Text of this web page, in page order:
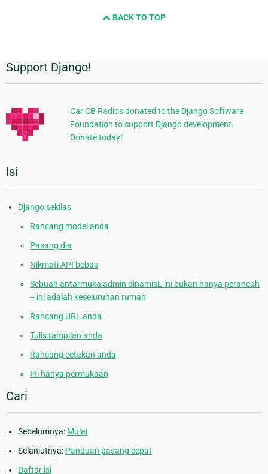
BACK TO TOP
Informasi
Tambahan
Support Django!
Car CB Radios donated to the Django Software
Foundation to support Django development.
Donate today!
Isi
Django sekilas
Rancang model anda
Pasang dia
Nikmati API bebas
Sebuah antarmuka admin dinamisL ini bukan hanya perancah
-- ini adalah keseluruhan rumah
Rancang URL anda
Tulis tampilan anda
Rancang cetakan anda
Ini hanya permukaan
Cari
Sebelumnya: Mulai
Selanjutnya: Panduan pasang cepat
Daftar isi